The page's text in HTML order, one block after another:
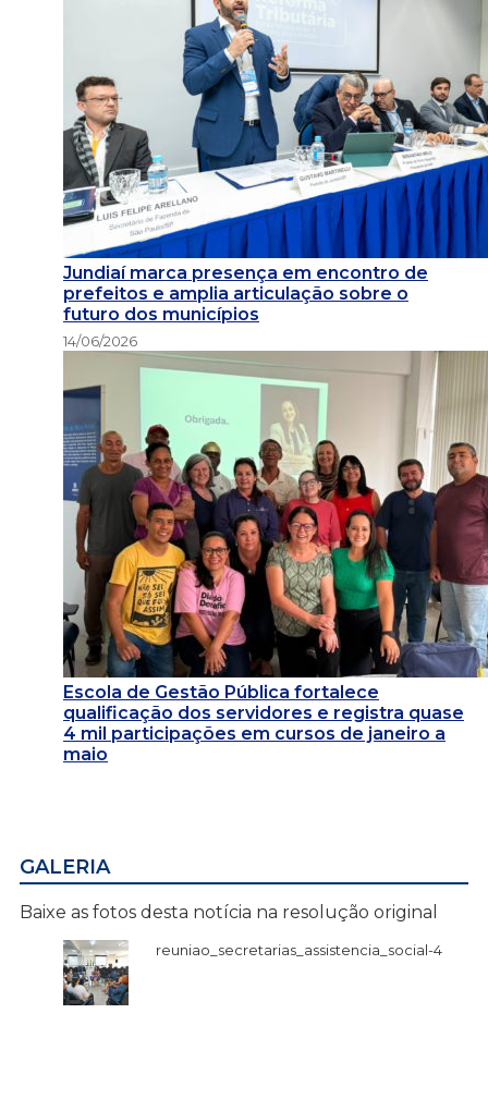
Jundiaí marca presença em encontro de
prefeitos e amplia articulação sobre o
futuro dos municípios
14/06/2026
Escola de Gestão Pública fortalece
qualificação dos servidores e registra quase
4 mil participações em cursos de janeiro a
maio
GALERIA
Baixe as fotos desta notícia na resolução original
reuniao_secretarias_assistencia_social-4